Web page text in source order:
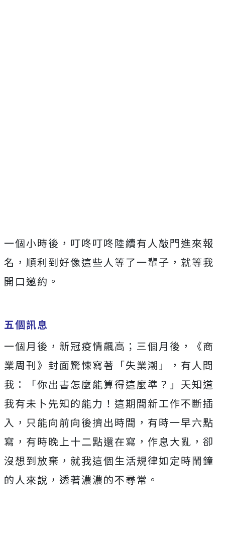
一個小時後，叮咚叮咚陸續有人敲門進來報
名，順利到好像這些人等了一輩子，就等我
開口邀約。
五個訊息
一個月後，新冠疫情飆高；三個月後，《商
業周刊》封面驚悚寫著「失業潮」，有人問
我：「你出書怎麼能算得這麼準？」天知道
我有未卜先知的能力！這期間新工作不斷插
入，只能向前向後擠出時間，有時一早六點
寫，有時晚上十二點還在寫，作息大亂，卻
沒想到放棄，就我這個生活規律如定時鬧鐘
的人來說，透著濃濃的不尋常。